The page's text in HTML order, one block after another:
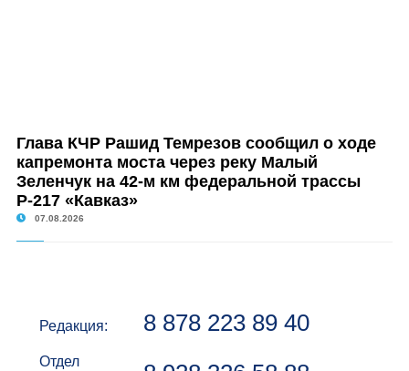
Глава КЧР Рашид Темрезов сообщил о ходе
капремонта моста через реку Малый
Зеленчук на 42-м км федеральной трассы
Р-217 «Кавказ»
07.08.2026
Редакция: 8 878 223 89 40
Отдел